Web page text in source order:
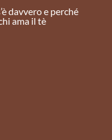
davvero e perché
ama il tè